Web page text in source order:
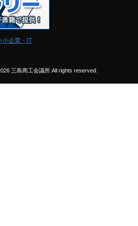
三島商工会議所.All rights reserved.